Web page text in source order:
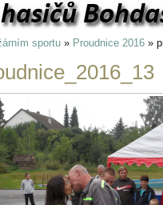
sportu » Proudnice 2016 »